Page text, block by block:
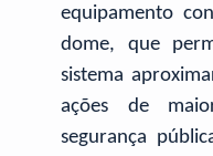
equipamento
dome, que
sistema
ações de
segurança